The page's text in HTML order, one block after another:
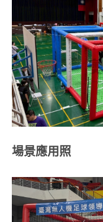
場景應用照